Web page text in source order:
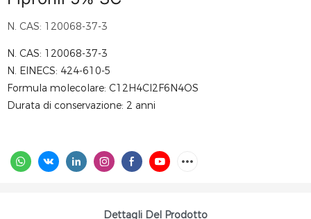
N. CAS: 120068-37-3
N. CAS: 120068-37-3
N. EINECS: 424-610-5
Formula molecolare: C12H4Cl2F6N4OS
Durata di conservazione: 2 anni
Dettagli Del Prodotto